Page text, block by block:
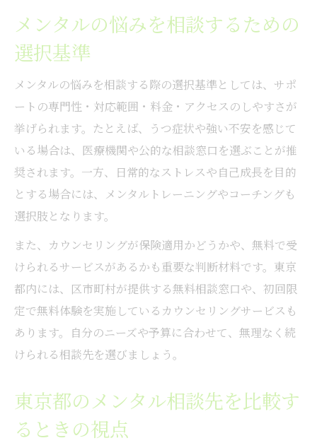
メンタルの悩みを相談するための
選択基準
メンタルの悩みを相談する際の選択基準としては、サポ
ートの専門性・対応範囲・料金・アクセスのしやすさが
挙げられます。たとえば、うつ症状や強い不安を感じて
いる場合は、医療機関や公的な相談窓口を選ぶことが推
奨されます。一方、日常的なストレスや自己成長を目的
とする場合には、メンタルトレーニングやコーチングも
選択肢となります。
また、カウンセリングが保険適用かどうかや、無料で受
けられるサービスがあるかも重要な判断材料です。東京
都内には、区市町村が提供する無料相談窓口や、初回限
定で無料体験を実施しているカウンセリングサービスも
あります。自分のニーズや予算に合わせて、無理なく続
けられる相談先を選びましょう。
東京都のメンタル相談先を比較す
るときの視点